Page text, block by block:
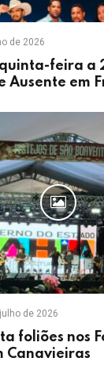
de 2026
feira a
Ausente em
de 2026
foliões nos
Canavieiras